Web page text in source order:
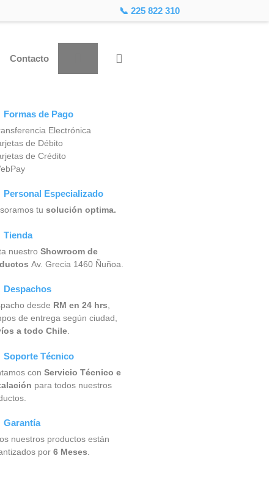
📞 225 822 310
Contacto
Formas de Pago
Electrónica
de Débito
de Crédito
Personal Especializado
tu solución optima.
Tienda
nuestro Showroom de
Av. Grecia 1460 Ñuñoa.
Despachos
desde RM en 24 hrs
de entrega según ciudad,
a todo Chile
Soporte Técnico
con Servicio Técnico e
para todos nuestros
Garantía
nuestros productos están
por 6 Meses